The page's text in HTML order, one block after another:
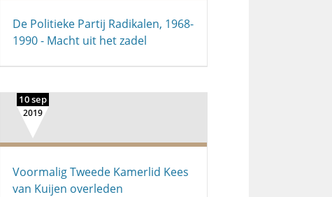
De Politieke Partij Radikalen, 1968-
1990 - Macht uit het zadel
10 sep
2019
Voormalig Tweede Kamerlid Kees
van Kuijen overleden